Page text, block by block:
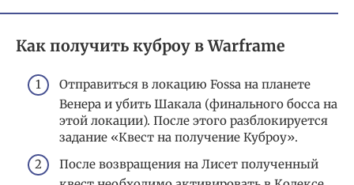
Как получить куброу в Warframe
Отправиться в локацию Fossa на планете
Венера и убить Шакала (финального босса на
этой локации). После этого разблокируется
задание «Квест на получение Куброу».
После возвращения на Лисет полученный